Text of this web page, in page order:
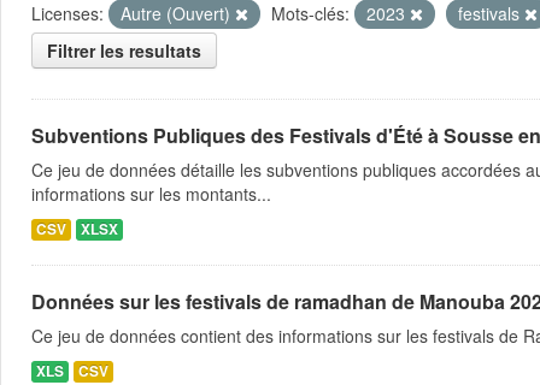
Licenses: Autre (Ouvert) Mots-clés: 2023
festivals
Filtrer les resultats
Subventions Publiques des Festivals d'Été à Sousse
Ce jeu de données détaille les subventions publiques accordées
informations sur les montants...
CSV XLSX
Données sur les festivals de ramadhan de Manouba
Ce jeu de données contient des informations sur les festivals de
XLS CSV